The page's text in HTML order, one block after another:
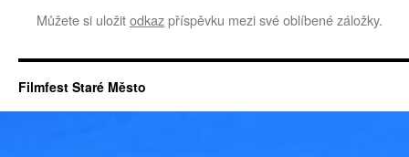
Můžete si uložitodkazpříspěvku mezi své oblíbené záložky.
Filmfest Staré Město